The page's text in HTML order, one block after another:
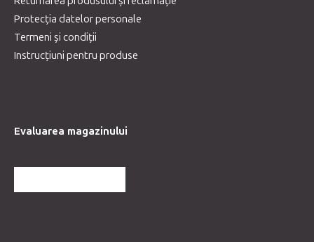
Protecția datelor personale
Termeni și condiții
Instrucțiuni pentru produse
Evaluarea magazinului